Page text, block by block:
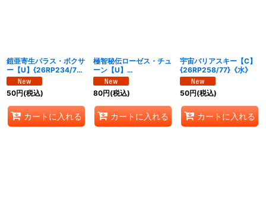
鎧亜寄生パラス・ボクサ
ー【U】{26RP234/77}
《水》
50円(税込)
カートに入れる
極智秘伝ローゼス・チュ
ーン【U】
{26RP235/77}《水》
80円(税込)
カートに入れる
宇宙バリアスキー【C】
{26RP258/77}《水》
50円(税込)
カートに入れる